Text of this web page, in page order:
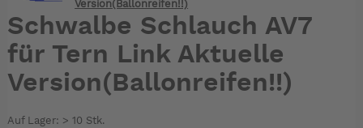
Version(Ballonreifen!!)
Schwalbe Schlauch AV7
für Tern Link Aktuelle
Version(Ballonreifen!!)
Auf Lager: > 10 Stk.